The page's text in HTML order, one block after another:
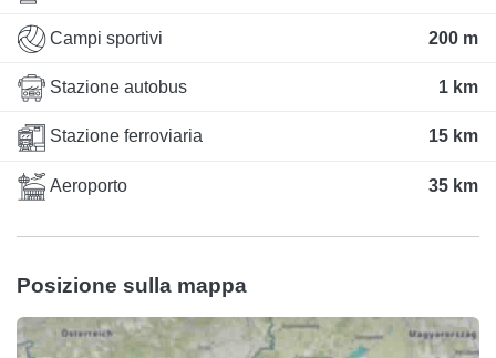
Campi sportivi 200 m
Stazione autobus 1 km
Stazione ferroviaria 15 km
Aeroporto 35 km
Posizione sulla mappa